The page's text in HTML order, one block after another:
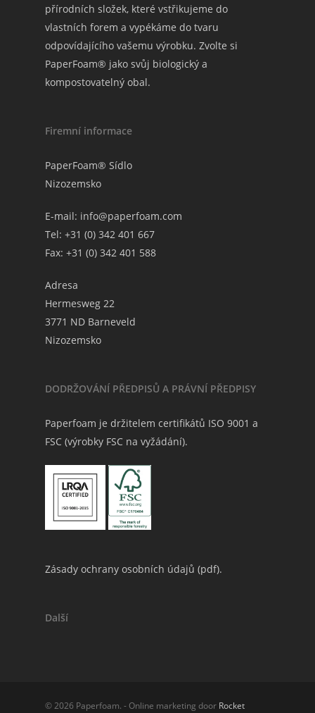
přírodních složek, které vstřikujeme do
vlastních forem a vypékáme do tvaru
odpovídajícího vašemu výrobku. Zvolte si
PaperFoam® jako svůj biologický a
kompostovatelný obal.
Firemní informace
PaperFoam® Sídlo
Nizozemsko
E-mail: info@paperfoam.com
Tel: +31 (0) 342 401 667
Fax: +31 (0) 342 401 588
Adresa
Hermesweg 22
3771 ND Barneveld
Nizozemsko
DODRŽOVÁNÍ PŘEDPISŮ A PRÁVNÍ PŘEDPISY
Paperfoam je držitelem certifikátů ISO 9001 a
FSC (výrobky FSC na vyžádání).
Zásady ochrany osobních údajů (pdf).
Další
© 2026 Paperfoam. - Online marketing door Rocket